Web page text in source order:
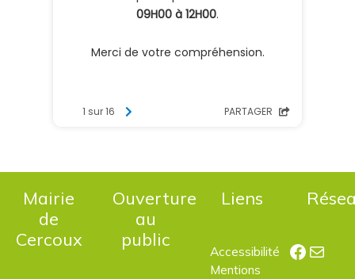
Mairie
de
Cercoux
Ouverture
au
public
Liens
Accessibilité
Mentions
E-mail